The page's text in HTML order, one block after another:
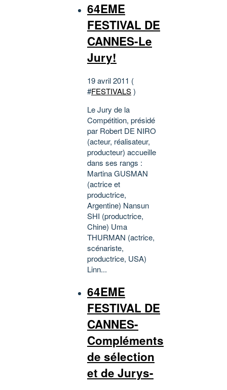
64EME
FESTIVAL DE
CANNES-Le
Jury!
19 avril 2011 (
#FESTIVALS)
Le Jury de la
Compétition, présidé
par Robert DE NIRO
(acteur, réalisateur,
producteur) accueille
dans ses rangs :
Martina GUSMAN
(actrice et
productrice,
Argentine) Nansun
SHI (productrice,
Chine) Uma
THURMAN (actrice,
scénariste,
productrice, USA)
Linn...
64EME
FESTIVAL DE
CANNES-
Compléments
de sélection
et de Jurys-